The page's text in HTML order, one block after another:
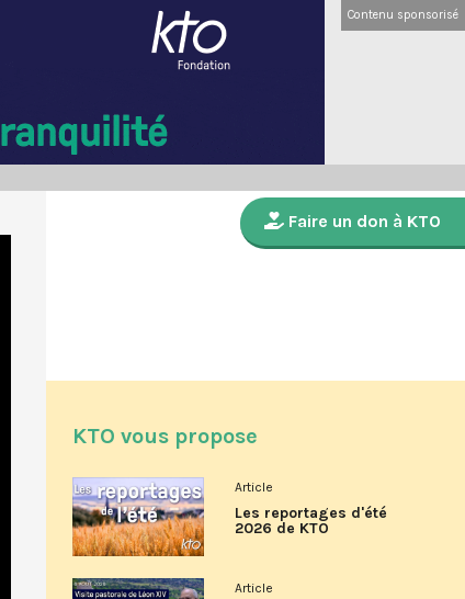
Contenu sponsorisé
Faire un don à KTO
KTO vous propose
Article
Les reportages d'été
2026 de KTO
Article